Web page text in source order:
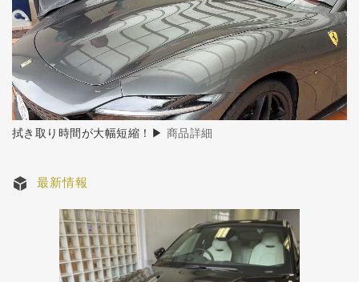
拭き取り時間が大幅短縮！▶ 商品詳細
最新情報